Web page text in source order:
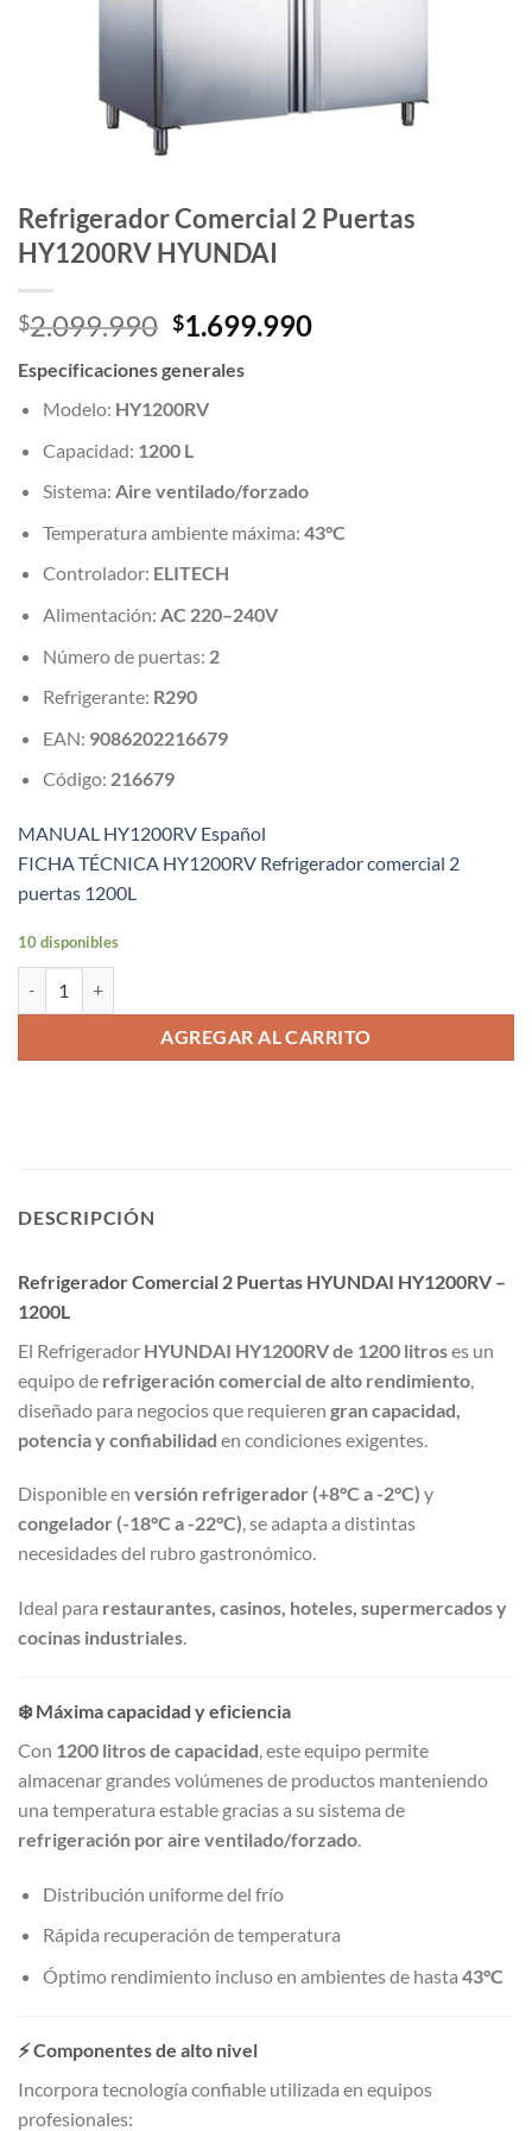
Refrigerador Comercial 2 Puertas
HY1200RV HYUNDAI
$2.099.990 El
original
era:
$2.099.990.
$1.699.990El
Especificaciones generales
Modelo: HY1200RV
Capacidad: 1200 L
Sistema: Aire ventilado/forzado
Temperatura ambiente máxima: 43°C
Controlador: ELITECH
Alimentación: AC 220–240V
Número de puertas: 2
Refrigerante: R290
EAN: 9086202216679
Código: 216679
MANUAL HY1200RV Español
FICHA TÉCNICA HY1200RV Refrigerador comercial 2
puertas 1200L
10 disponibles
AGREGAR AL CARRITO
DESCRIPCIÓN
Refrigerador Comercial 2 Puertas HYUNDAI HY1200RV –
1200L
El Refrigerador HYUNDAI HY1200RV de 1200 litroses un
equipo de refrigeración comercial de alto rendimiento
diseñado para negocios que requieren gran capacidad,
potencia y confiabilidad en condiciones exigentes.
Disponible en versión refrigerador (+8°C a -2°C) y
congelador (-18°C a -22°C), se adapta a distintas
necesidades del rubro gastronómico.
Ideal para restaurantes, casinos, hoteles, supermercados y
cocinas industriales.
❄️ Máxima capacidad y eficiencia
Con 1200 litros de capacidad, este equipo permite
almacenar grandes volúmenes de productos manteniendo
una temperatura estable gracias a su sistema de
refrigeración por aire ventilado/forzado.
Distribución uniforme del frío
Rápida recuperación de temperatura
Óptimo rendimiento incluso en ambientes de hasta 43°C
⚡ Componentes de alto nivel
Incorpora tecnología confiable utilizada en equipos
profesionales: